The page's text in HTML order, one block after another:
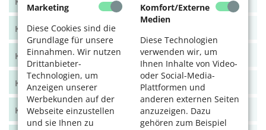
Marketing
Diese Cookies sind die
Grundlage für unsere
Einnahmen. Wir nutzen
Drittanbieter-
Technologien, um
Anzeigen unserer
Werbekunden auf der
Webseite einzustellen
und sie Ihnen zu
Komfort/Externe
Medien
Diese Technologien
verwenden wir, um
Ihnen Inhalte von Video-
oder Social-Media-
Plattformen und
anderen externen Seiten
anzuzeigen. Dazu
gehören zum Beispiel
KölnerLeben Okt/Nov 19
KölnerLeben Aug/Sept 2019
KölnerLeben Juni/Juli 2019
KölnerLeben April/Mai 2019